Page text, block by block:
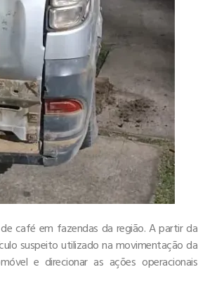
café em fazendas da região. A partir da
suspeito utilizado na movimentação da
e direcionar as ações operacionais